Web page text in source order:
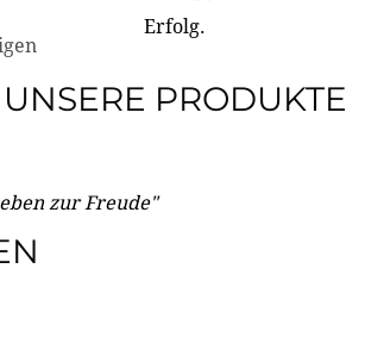
Erfolg.
UNSERE PRODUKTE
zur Freude"